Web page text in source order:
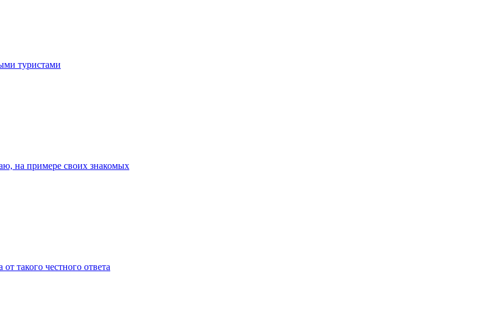
туристами
на примере своих знакомых
такого честного ответа